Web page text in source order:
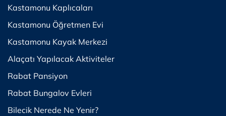
Kastamonu Kaplıcaları
Kastamonu Öğretmen Evi
Kastamonu Kayak Merkezi
Alaçatı Yapılacak Aktiviteler
Rabat Pansiyon
Rabat Bungalov Evleri
Bilecik Nerede Ne Yenir?